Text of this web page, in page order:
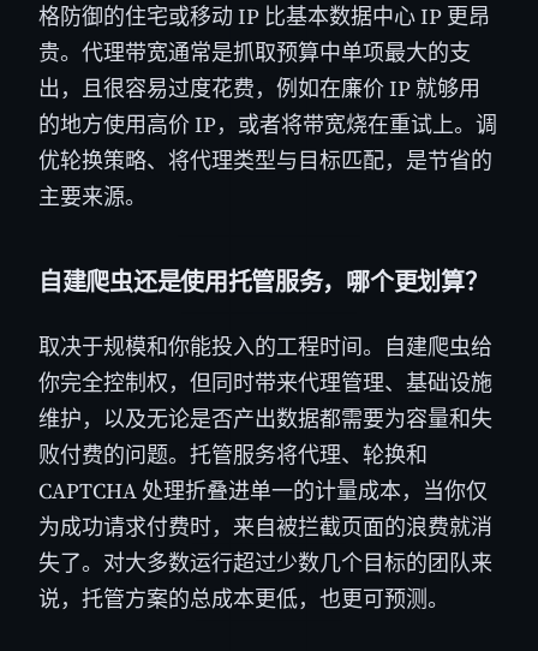
格防御的住宅或移动 IP 比基本数据中心 IP 更昂
贵。代理带宽通常是抓取预算中单项最大的支
出，且很容易过度花费，例如在廉价 IP 就够用
的地方使用高价 IP，或者将带宽烧在重试上。调
优轮换策略、将代理类型与目标匹配，是节省的
主要来源。
自建爬虫还是使用托管服务，哪个更划算？
取决于规模和你能投入的工程时间。自建爬虫给
你完全控制权，但同时带来代理管理、基础设施
维护，以及无论是否产出数据都需要为容量和失
败付费的问题。托管服务将代理、轮换和
CAPTCHA 处理折叠进单一的计量成本，当你仅
为成功请求付费时，来自被拦截页面的浪费就消
失了。对大多数运行超过少数几个目标的团队来
说，托管方案的总成本更低，也更可预测。